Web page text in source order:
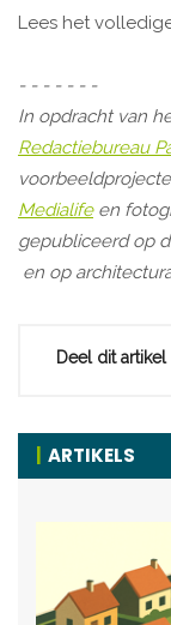
Lees het
- - - - - - -
In opdracht van
Redactiebureau
Medialifeen
gepubliceerd op
en op
Deel dit artikel
ARTIKELS